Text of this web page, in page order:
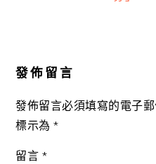
發佈留言
發佈留言必須填寫的電子
標示為*
留言 *